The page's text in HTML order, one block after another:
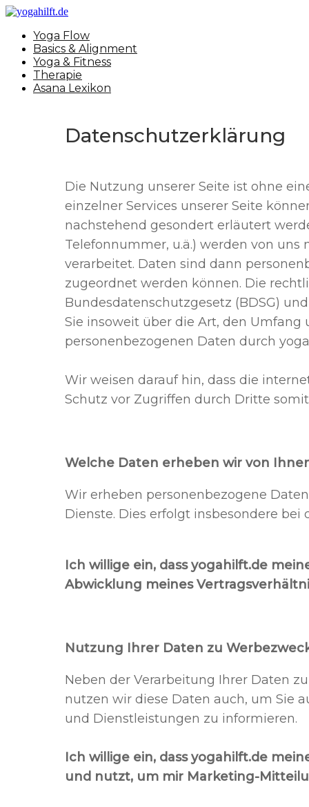
Yoga Flow
Basics & Alignment
Yoga & Fitness
Therapie
Asana Lexikon
Datenschutzerklärung
Die Nutzung unserer Seite ist ohne
einzelner Services unserer Seite
nachstehend gesondert erläutert
Telefonnummer, u.ä.) werden von
verarbeitet. Daten sind dann
zugeordnet werden können. Die
Bundesdatenschutzgesetz (BDSG)
Sie insoweit über die Art, den
personenbezogenen Daten durch
Wir weisen darauf hin, dass die
Schutz vor Zugriffen durch Dritte
Welche Daten erheben wir von
Wir erheben personenbezogene
Dienste. Dies erfolgt insbesondere
Ich willige ein, dassyogahilft.de
Abwicklung meines
Nutzung Ihrer Daten zu
Neben der Verarbeitung Ihrer Daten
nutzen wir diese Daten auch, um Sie
und Dienstleistungen zu informieren.
Ich willige ein, dass​yogahilft.de
und nutzt, um mir Marketing-